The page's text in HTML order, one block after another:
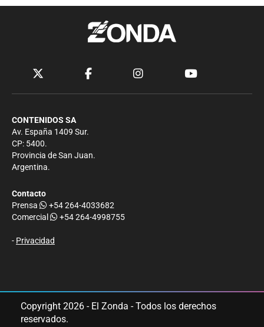
CONTENIDOS SA
Av. España 1409 Sur.
CP: 5400.
Provincia de San Juan.
Argentina.
Contacto
Prensa
+54 264-4033682
Comercial
+54 264-4998755
- Privacidad
Copyright 2026 - El Zonda - Todos los derechos
reservados.